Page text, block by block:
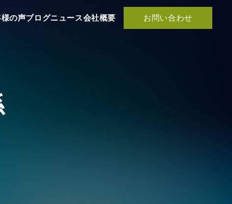
の声ブログニュース会社概要 お問い合わせ